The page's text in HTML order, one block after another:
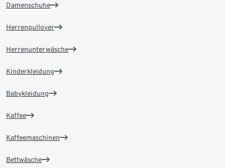
Damenschuhe
Herrenpullover
Herrenunterwäsche
Kinderkleidung
Babykleidung
Kaffee
Kaffeemaschinen
Bettwäsche